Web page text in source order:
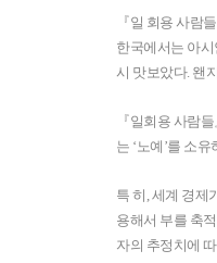
『일 회용 사람
한국에서는 아
시 맛보았다. 왠
『일회용 사람
는 ‘노예’를 소
특 히, 세계 경제
용해서 부를 축
자의 추정치에